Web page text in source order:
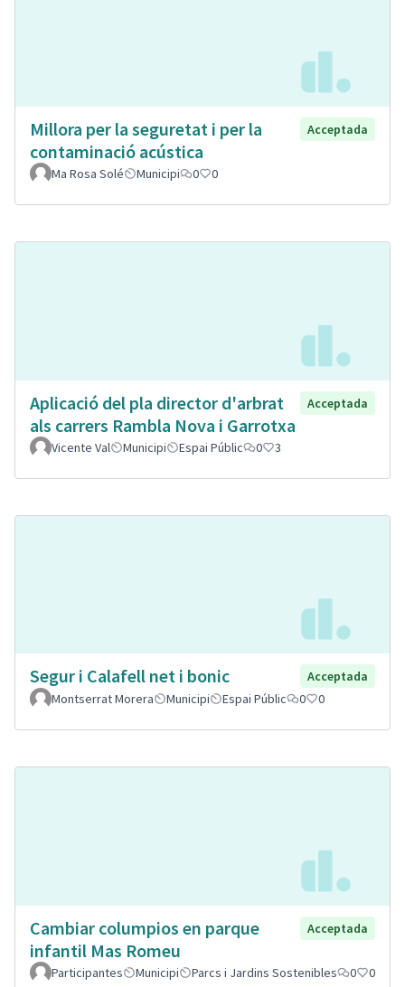
Millora per la seguretat i per la
contaminació acústica
Acceptada
Ma Rosa Solé Municipi 0 0
Aplicació del pla director d'arbrat
als carrers Rambla Nova i Garrotxa
Acceptada
Vicente Val Municipi Espai Públic 0 3
Segur i Calafell net i bonic
Acceptada
Montserrat Morera
Municipi Espai Públic 0 0
Cambiar columpios en parque
infantil Mas Romeu
Acceptada
Participantes Municipi Parcs i Jardins Sostenibles 0 0